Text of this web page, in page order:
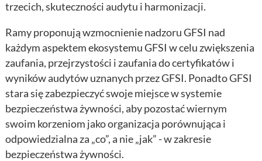
trzecich, skuteczności audytu i harmonizacji.
Ramy proponują wzmocnienie nadzoru GFSI nad
każdym aspektem ekosystemu GFSI w celu zwiększenia
zaufania, przejrzystości i zaufania do certyfikatów i
wyników audytów uznanych przez GFSI. Ponadto GFSI
stara się zabezpieczyć swoje miejsce w systemie
bezpieczeństwa żywności, aby pozostać wiernym
swoim korzeniom jako organizacja porównująca i
odpowiedzialna za „co”, a nie „jak” - w zakresie
bezpieczeństwa żywności.